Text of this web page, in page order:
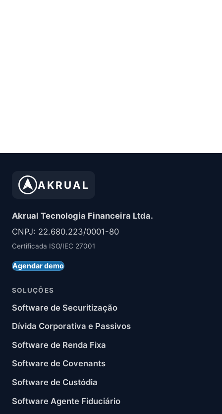
AKRUAL
Akrual Tecnologia Financeira Ltda.
CNPJ: 22.680.223/0001-80
Certificada ISO/IEC 27001
Agendar demo
SOLUÇÕES
Software de Securitização
Dívida Corporativa e Passivos
Software de Renda Fixa
Software de Covenants
Software de Custódia
Software Agente Fiduciário